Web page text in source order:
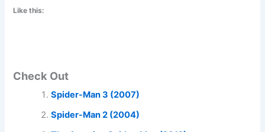
Like this:
Check Out
Spider-Man 3 (2007)
Spider-Man 2 (2004)